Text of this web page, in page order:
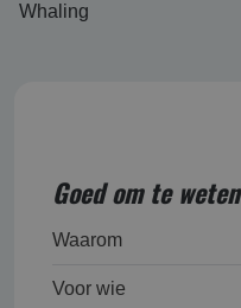
Whaling
Goed om te weten
Waarom
Voor wie